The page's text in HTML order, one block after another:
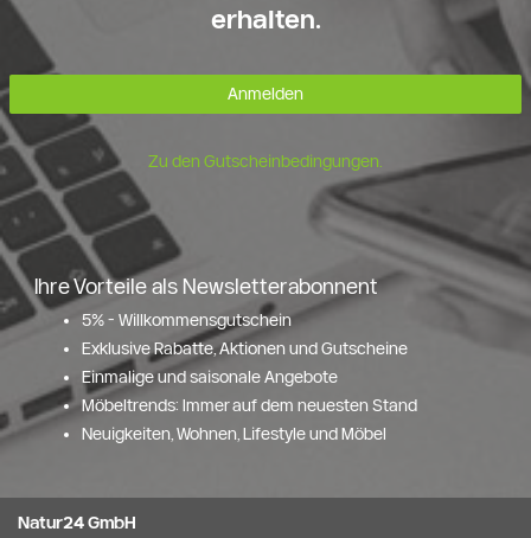
erhalten.
Anmelden
Zu den Gutscheinbedingungen.
Ihre Vorteile als Newsletterabonnent
5% - Willkommensgutschein
Exklusive Rabatte, Aktionen und Gutscheine
Einmalige und saisonale Angebote
Möbeltrends: Immer auf dem neuesten Stand
Neuigkeiten, Wohnen, Lifestyle und Möbel
Natur24 GmbH